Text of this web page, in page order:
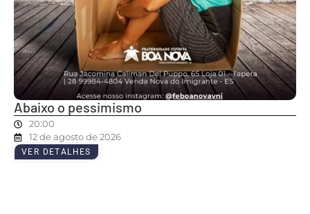
Abaixo o pessimismo
20:00
12 de agosto de 2026
VER DETALHES